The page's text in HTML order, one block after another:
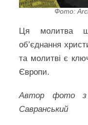
Фото:
Ця молитва
об’єднання
та молитві є
Європи.
Автор фото з
Савранський